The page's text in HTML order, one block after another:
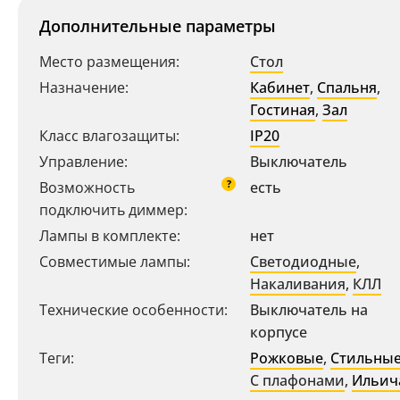
Дополнительные параметры
Место размещения:
Стол
Назначение:
Кабинет, Спальня,
Гостиная, Зал
Класс влагозащиты:
IP20
Управление:
Выключатель
Возможность
подключить диммер:
? есть
Лампы в комплекте:
нет
Совместимые лампы:
Светодиодные,
Накаливания, КЛЛ
Технические особенности:
Выключатель на
корпусе
Теги:
Рожковые,
С плафонами,